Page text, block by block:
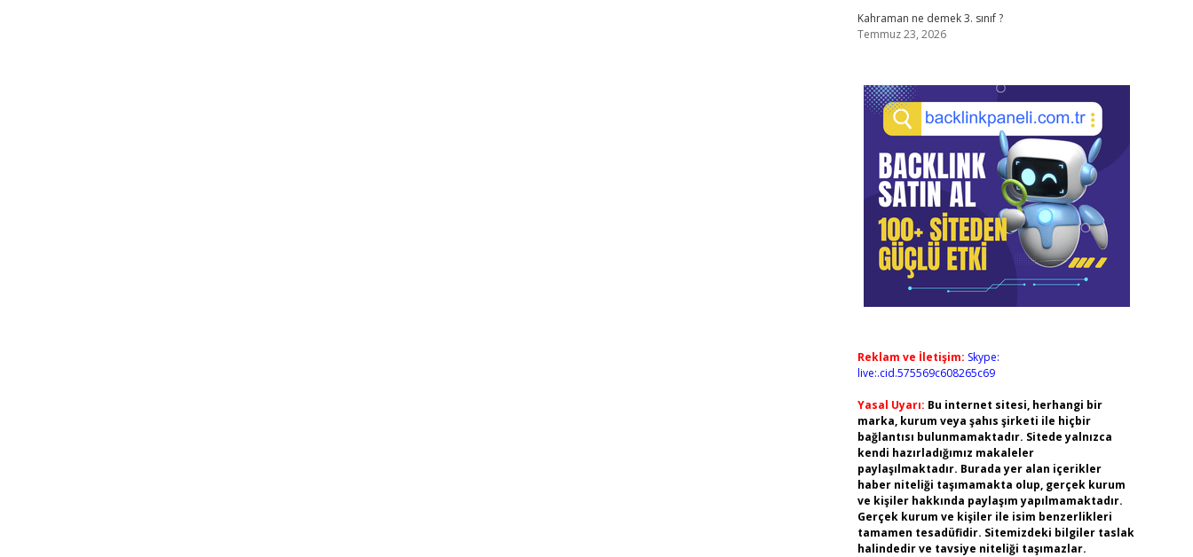
Kahraman ne demek 3. sınıf ?
Temmuz 23, 2026
Reklam ve İletişim: Skype:
live:.cid.575569c608265c69
Yasal Uyarı: Bu internet sitesi, herhangi bir
marka, kurum veya şahıs şirketi ile hiçbir
bağlantısı bulunmamaktadır. Sitede yalnızca
kendi hazırladığımız makaleler
paylaşılmaktadır. Burada yer alan içerikler
haber niteliği taşımamakta olup, gerçek kurum
ve kişiler hakkında paylaşım yapılmamaktadır.
Gerçek kurum ve kişiler ile isim benzerlikleri
tamamen tesadüfidir. Sitemizdeki bilgiler taslak
halindedir ve tavsiye niteliği taşımazlar.